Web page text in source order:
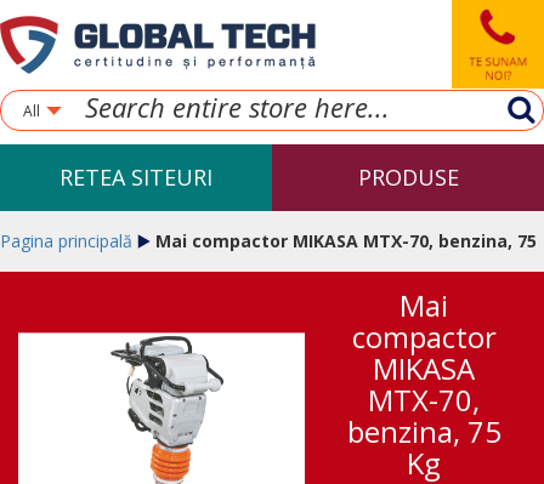
All
RETEA SITEURI PRODUSE
Pagina principală Mai compactor MIKASA MTX-70, benzina, 75
Mai
compactor
MIKASA
MTX-70,
benzina, 75
Kg